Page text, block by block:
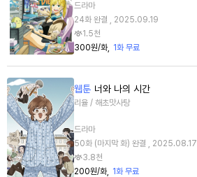
드라마
24화 완결 , 2025.09.19
1.5천
300원/화
1화 무료
웹툰 너와 나의 시간
리율 / 해초맛사탕
드라마
50화 (마지막 화) 완결 , 2025.08.17
3.8천
200원/화
1화 무료